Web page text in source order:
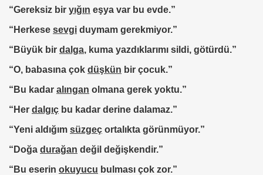
“Gereksiz bir yığın eşya var bu evde.”
“Herkese sevgi duymam gerekmiyor.”
“Büyük bir dalga, kuma yazdıklarımı sildi, götürdü.”
“O, babasına çok düşkün bir çocuk.”
“Bu kadar alıngan olmana gerek yoktu.”
“Her dalgıç bu kadar derine dalamaz.”
“Yeni aldığım süzgeç ortalıkta görünmüyor.”
“Doğa durağan değil değişkendir.”
“Bu eserin okuyucu bulması çok zor.”